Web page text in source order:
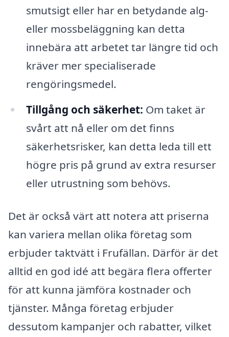
smutsigt eller har en betydande alg-
eller mossbeläggning kan detta
innebära att arbetet tar längre tid och
kräver mer specialiserade
rengöringsmedel.
Tillgång och säkerhet: Om taket är
svårt att nå eller om det finns
säkerhetsrisker, kan detta leda till ett
högre pris på grund av extra resurser
eller utrustning som behövs.
Det är också värt att notera att priserna
kan variera mellan olika företag som
erbjuder taktvätt i Frufällan. Därför är det
alltid en god idé att begära flera offerter
för att kunna jämföra kostnader och
tjänster. Många företag erbjuder
dessutom kampanjer och rabatter, vilket